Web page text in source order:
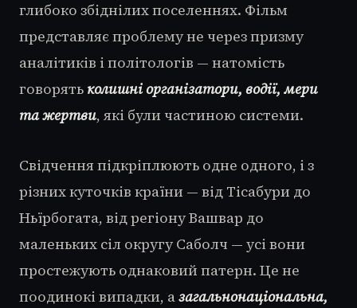
глибоко збіднілих поселеннях. Фільм
представляє проблему не через призму
аналітиків і політологів — натомість
говорять колишні організатори, водії, мери
та жертви, які були частиною системи.
Свідчення підкріплюють одне одного, і з
різних куточків країни — від Тісабури до
Ньїрбогата, від регіону Вашвар до
маленьких сіл округу Саболч — усі вони
простежують однаковий патерн. Це не
поодинокі випадки, азагальнонаціональна,